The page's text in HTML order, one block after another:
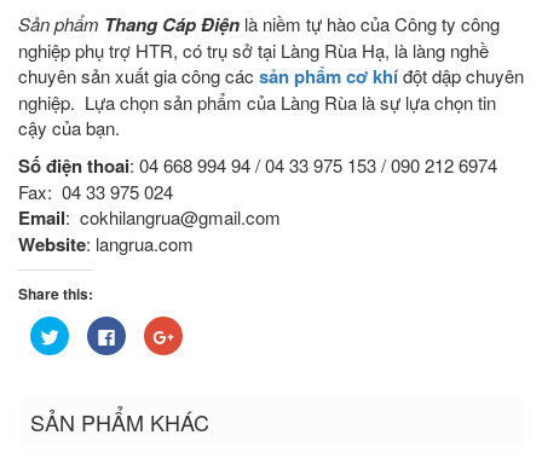
Sản phẩm Thang Cáp Điện là niềm tự hào của Công ty công
nghiệp phụ trợ HTR, có trụ sở tại Làng Rùa Hạ, là làng nghề
chuyên sản xuất gia công các sản phẩm cơ khíđột dập chuyên
nghiệp. Lựa chọn sản phẩm của Làng Rùa là sự lựa chọn tin
cậy của bạn.
Số điện thoai: 04 668 994 94 / 04 33 975 153 / 090 212 6974
Fax: 04 33 975 024
Email: cokhilangrua@gmail.com
Website: langrua.com
Share this:
Bấm
để
(Opens
in
Nhấn
vào
Facebook
(Opens
in
Bấm
để
(Opens
in
SẢN PHẨM KHÁC